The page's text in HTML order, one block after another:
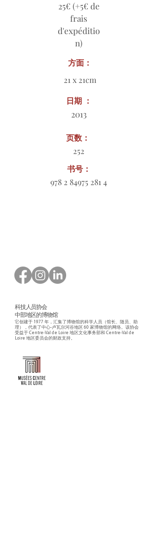
25€ (+5€ de
frais
d'expéditio
n)
方面：
21 x 21cm
日期 ：
2013
页数：
252
书号：
978 2 84975 281 4
科技人员协会
中部地区的博物馆
它创建于 1977 年，汇集了博物馆的科学人员（馆长、随员、助
理），代表了中心-卢瓦尔河谷地区 60 家博物馆的网络。该协会
受益于 Centre-Val de Loire 地区文化事务部和 Centre-Val de
Loire 地区委员会的财政支持。